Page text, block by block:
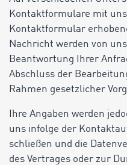
Kontaktformulare mit
Kontaktformular
Nachricht werden von
Beantwortung Ihrer
Abschluss der
Rahmen gesetzlicher
Ihre Angaben werden
uns infolge der
schließen und die
des Vertrages oder zur